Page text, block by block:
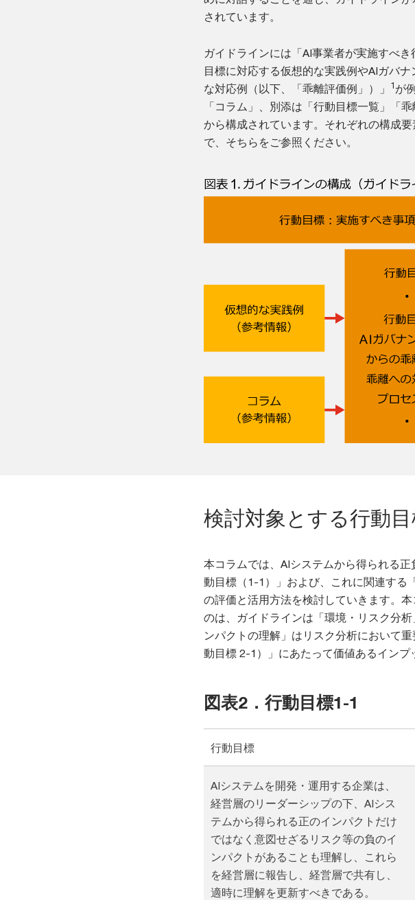
されています。
ガイドラインには「AI事業者が実施すべ
目標に対応する仮想的な実践例やAIガバ
な対応例（以下、「乖離評価例」）」
1 が
「コラム」、別添は「行動目標一覧」「
から構成されています。それぞれの構成
で、そちらをご参照ください。
検討対象とする行動
本コラムでは、AIシステムから得られる
動目標（1-1）」および、これに関連する
の評価と活用方法を検討していきます。
のは、ガイドラインは「環境・リスク分
ンパクトの理解」はリスク分析において
動目標 2-1）」にあたって価値あるインプ
図表2．行動目標1-1
行動目標
AIシステムを開発・運用する企業は、
経営層のリーダーシップの下、AIシス
テムから得られる正のインパクトだけ
ではなく意図せざるリスク等の負のイ
ンパクトがあることも理解し、これら
を経営層に報告し、経営層で共有し、
適時に理解を更新すべきである。